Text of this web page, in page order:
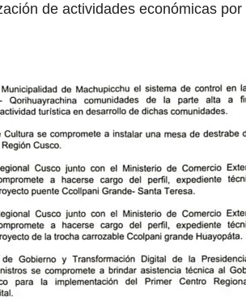
de actividades económicas